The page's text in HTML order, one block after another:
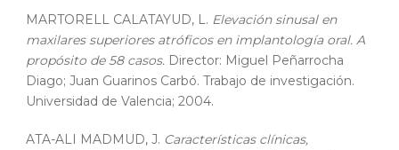
MARTORELL CALATAYUD, L. Elevación sinusal en
maxilares superiores atróficos en implantología oral. A
propósito de 58 casos. Director: Miguel Peñarrocha
Diago; Juan Guarinos Carbó. Trabajo de investigación.
Universidad de Valencia; 2004.
ATA-ALI MADMUD, J. Características clínicas,